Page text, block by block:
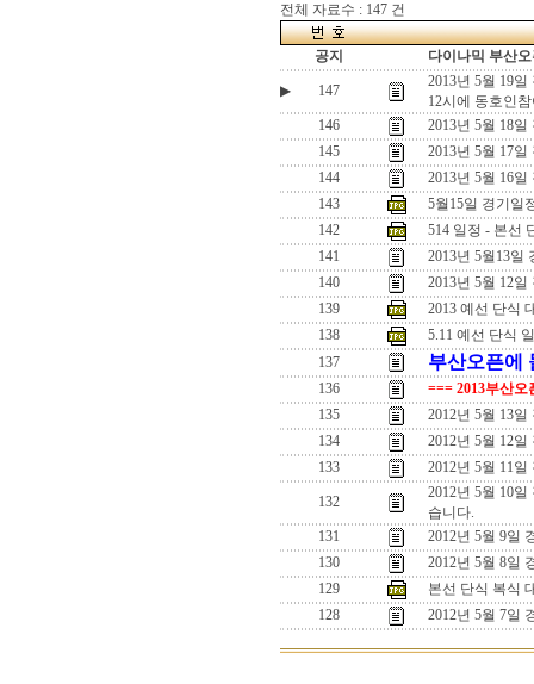
전체 자료수 : 147 건
공지 다이나믹 부산
▶ 147
2013년 5월 19
12시에 동호인
146
2013년 5월 18
145
2013년 5월 17
144
2013년 5월 16
143
5월15일 경기일
142
514 일정 - 본선
141
2013년 5월13일
140
2013년 5월 12
139
2013 예선 단식
138
5.11 예선 단식
137
부산오픈에
136
=== 2013부산
135
2012년 5월 13
134
2012년 5월 12
133
2012년 5월 11
132
2012년 5월 10
습니다.
131
2012년 5월 9일
130
2012년 5월 8일
129
본선 단식 복식
128
2012년 5월 7일